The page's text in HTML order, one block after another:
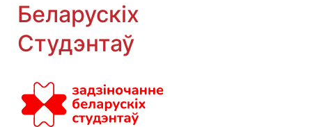
Беларускіх
Студэнтаў